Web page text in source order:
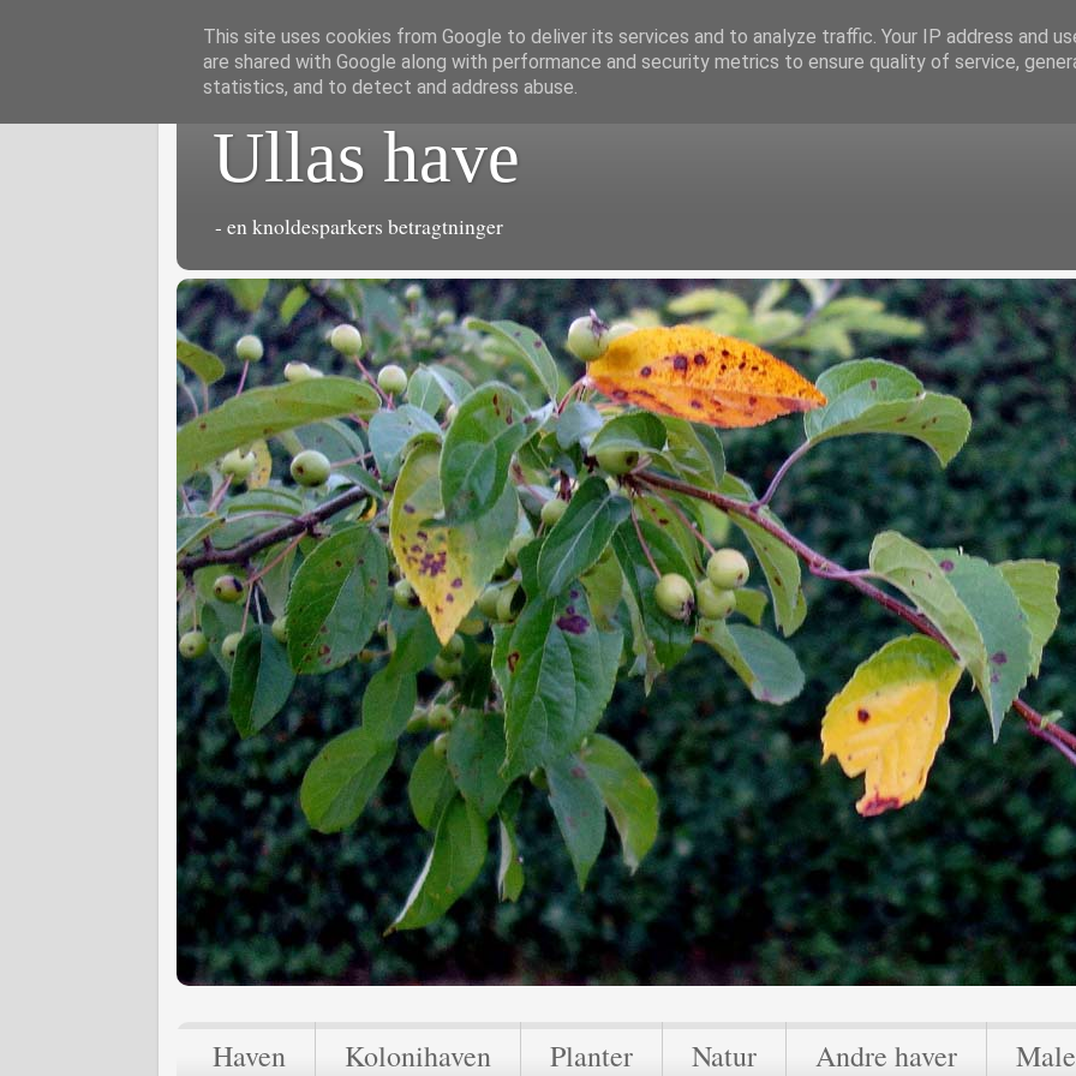
Ullas have
- en knoldesparkers betragtninger
Haven Kolonihaven Planter Natur Andre haver
This site uses cookies from Google to deliver its services and to analyze traffic. Your IP address and
are shared with Google along with performance and security metrics to ensure quality of service,
statistics, and to detect and address abuse.